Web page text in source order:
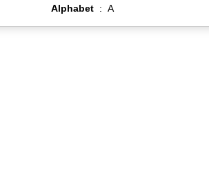
Alphabet : A